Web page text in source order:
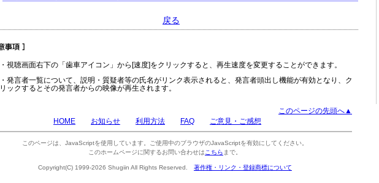
戻る
・視聴画面右下の「歯車アイコン」から[速度]をクリックすると、再生速度を変更することができます。
・発言者一覧について、説明・質疑者等の氏名がリンク表示されると、発言者頭出し機能が有効となり、ク
リックするとその発言者からの映像が再生されます。
このページの先頭へ▲
HOME
お知らせ 利用方法 FAQ ご意見・ご感想
このページは、JavaScriptを使用しています。ご使用中のブラウザのJavaScriptを有効にしてください。
このホームページに関するお問い合わせは こちら まで。
Copyright(C) 1999-2026 Shugiin All Rights Reserved. 著作権・リンク・登録商標について